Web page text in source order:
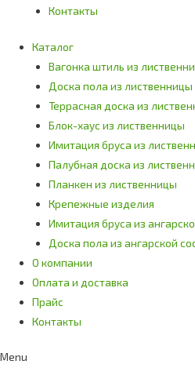
Контакты
Каталог
Вагонка штиль из
Доска пола из лиственницы
Террасная доска из
Блок-хаус из лиственницы
Имитация бруса из
Палубная доска из
Планкен из лиственницы
Крепежные изделия
Имитация бруса из
Доска пола из ангарской
О компании
Оплата и доставка
Прайс
Контакты
Menu